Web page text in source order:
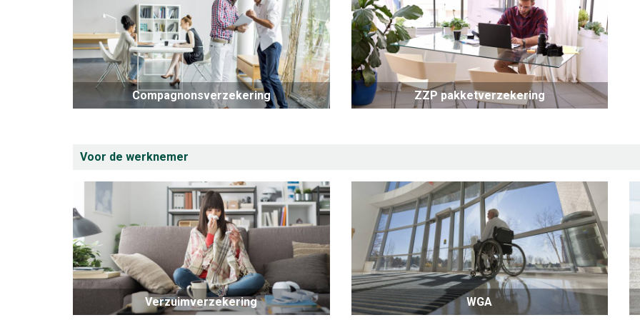
Compagnonsverzekering ZZP pakketverzekering
Voor de werknemer
Verzuimverzekering WGA